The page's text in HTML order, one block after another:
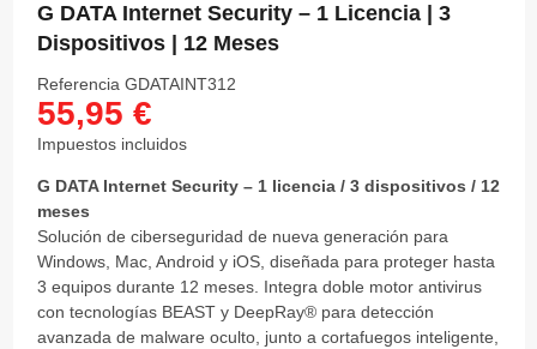
G DATA Internet Security – 1 Licencia | 3
Dispositivos | 12 Meses
Referencia GDATAINT312
55,95 €
Impuestos incluidos
G DATA Internet Security – 1 licencia / 3 dispositivos / 12
meses
Solución de ciberseguridad de nueva generación para
Windows, Mac, Android y iOS, diseñada para proteger hasta
3 equipos durante 12 meses. Integra doble motor antivirus
con tecnologías BEAST y DeepRay® para detección
avanzada de malware oculto, junto a cortafuegos inteligente,